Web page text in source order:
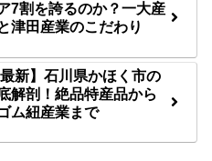
7割を誇るのか？一大産
津田産業のこだわり
最新】石川県かほく市の
解剖！絶品特産品から
ム紐産業まで